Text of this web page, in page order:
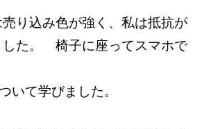
り込み色が強く、私は抵抗が
た。 椅子に座ってスマホで
いて学びました。